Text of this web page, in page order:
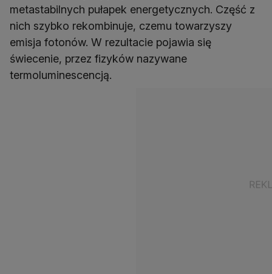
metastabilnych pułapek energetycznych. Część z
nich szybko rekombinuje, czemu towarzyszy
emisja fotonów. W rezultacie pojawia się
świecenie, przez fizyków nazywane
termoluminescencją.